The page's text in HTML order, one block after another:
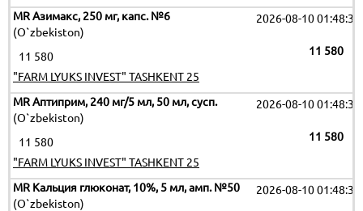
MR Азимакс, 250 мг, капс. №6
(O`zbekiston)
2026-08-10 01:48:35
11 580
11 580
"FARM LYUKS INVEST" TASHKENT 25
MR Аптиприм, 240 мг/5 мл, 50 мл, сусп.
(O`zbekiston)
2026-08-10 01:48:35
11 580
11 580
"FARM LYUKS INVEST" TASHKENT 25
MR Кальция глюконат, 10%, 5 мл, амп. №50
(O`zbekiston)
2026-08-10 01:48:35